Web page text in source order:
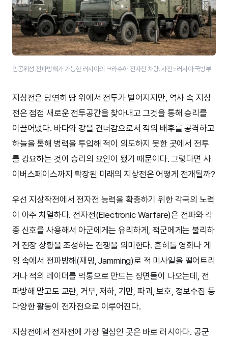
인공위성 전파방해가 가능한 러시아의 크라수하 전자전 차량. 사진=러시아 국방부
지상전은 당연히 땅 위에서 전투가 벌어지지만, 역사 속 지상
전은 점점 새로운 전투공간을 찾아내고 그것을 통해 승리를
이끌어냈다. 바다와 강을 건너감으로서 적의 배후를 공격하고
하늘을 통해 병력을 투입해 적이 의도하지 못한 곳에서 전투
를 강요하는 것이 승리의 요인이 됐기 때문이다. 그렇다면 사
이버스페이스까지 확장된 미래의 지상전은 어떻게 전개될까?
우선 지상작전에서 전자전 능력을 확충하기 위한 각국의 노력
이 아주 치열하다. 전자전(Electronic Warfare)은 전파와 각
종 신호를 사용해서 아군에게는 유리하게, 적군에게는 불리하
게 전장 상황을 조성하는 전쟁을 의미한다. 흔히들 영화나 게
임 속에서 전파방해(재밍, Jamming)로 적 미사일을 떨어트리
거나 적의 레이더를 먹통으로 만드는 장면들이 나오는데, 전
파방해 말고도 교란, 거부, 저하, 기만, 파괴, 보호, 정보수집 등
다양한 활동이 전자전으로 이루어진다.
지상전에서 전자전에 가장 열심인 곳은 바로 러시아다. 공군